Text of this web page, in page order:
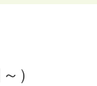
）